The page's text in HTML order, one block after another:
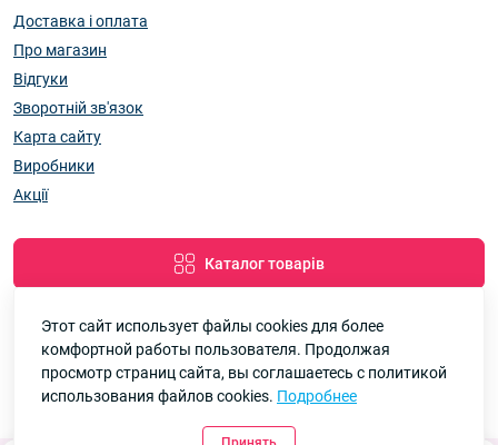
Доставка і оплата
Про магазин
Відгуки
Зворотній зв'язок
Карта сайту
Виробники
Акції
Каталог товарів
7км Одеса — Одяг і аксесуари оптом © 2026
Этот сайт использует файлы cookies для более
комфортной работы пользователя. Продолжая
просмотр страниц сайта, вы соглашаетесь с политикой
использования файлов cookies. Подробнее